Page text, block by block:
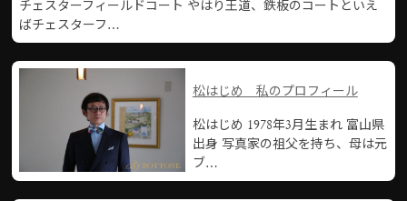
チェスターフィールドコート やはり王道、鉄板のコートといえ
ばチェスターフ…
松はじめ 私のプロフィール
松はじめ 1978年3月生まれ 富山県
出身 写真家の祖父を持ち、母は元
ブ…